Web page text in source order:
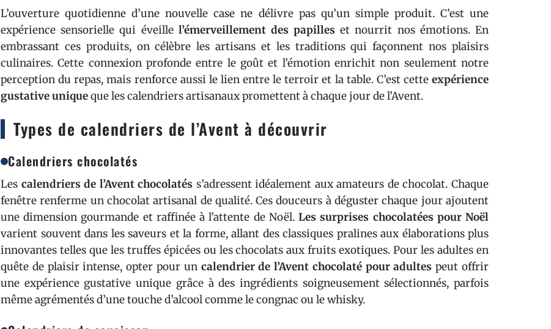
L’ouverture quotidienne d’une nouvelle case ne délivre pas qu’un simple produit. C’est une
expérience sensorielle qui éveille l’émerveillement des papilles et nourrit nos émotions. En
embrassant ces produits, on célèbre les artisans et les traditions qui façonnent nos plaisirs
culinaires. Cette connexion profonde entre le goût et l’émotion enrichit non seulement notre
perception du repas, mais renforce aussi le lien entre le terroir et la table. C’est cette expérience
gustative uniqueque les calendriers artisanaux promettent à chaque jour de l’Avent.
Types de calendriers de l’Avent à découvrir
Calendriers chocolatés
Les calendriers de l’Avent chocolatés s’adressent idéalement aux amateurs de chocolat. Chaque
fenêtre renferme un chocolat artisanal de qualité. Ces douceurs à déguster chaque jour ajoutent
une dimension gourmande et raffinée à l’attente de Noël.Les surprises chocolatées pour Noël
varient souvent dans les saveurs et la forme, allant des classiques pralines aux élaborations plus
innovantes telles que les truffes épicées ou les chocolats aux fruits exotiques. Pour les adultes en
quête de plaisir intense, opter pour un calendrier de l’Avent chocolaté pour adultes peut offrir
une expérience gustative unique grâce à des ingrédients soigneusement sélectionnés, parfois
même agrémentés d’une touche d’alcool comme le congnac ou le whisky.